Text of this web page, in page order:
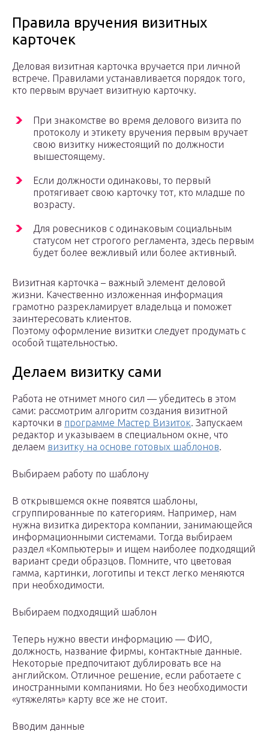
Правила вручения визитных
карточек
Деловая визитная карточка вручается при личной
встрече. Правилами устанавливается порядок того,
кто первым вручает визитную карточку.
При знакомстве во время делового визита по
протоколу и этикету вручения первым вручает
свою визитку нижестоящий по должности
вышестоящему.
Если должности одинаковы, то первый
протягивает свою карточку тот, кто младше по
возрасту.
Для ровесников с одинаковым социальным
статусом нет строгого регламента, здесь первым
будет более вежливый или более активный.
Визитная карточка – важный элемент деловой
жизни. Качественно изложенная информация
грамотно разрекламирует владельца и поможет
заинтересовать клиентов.
Поэтому оформление визитки следует продумать с
особой тщательностью.
Делаем визитку сами
Работа не отнимет много сил — убедитесь в этом
сами: рассмотрим алгоритм создания визитной
карточки в программе Мастер Визиток. Запускаем
редактор и указываем в специальном окне, что
делаем визитку на основе готовых шаблонов.
Выбираем работу по шаблону
В открывшемся окне появятся шаблоны,
сгруппированные по категориям. Например, нам
нужна визитка директора компании, занимающейся
информационными системами. Тогда выбираем
раздел «Компьютеры» и ищем наиболее подходящий
вариант среди образцов. Помните, что цветовая
гамма, картинки, логотипы и текст легко меняются
при необходимости.
Выбираем подходящий шаблон
Теперь нужно ввести информацию — ФИО,
должность, название фирмы, контактные данные.
Некоторые предпочитают дублировать все на
английском. Отличное решение, если работаете с
иностранными компаниями. Но без необходимости
«утяжелять» карту все же не стоит.
Вводим данные